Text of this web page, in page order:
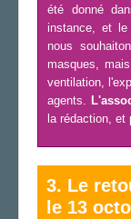
été donné
instance, et le
nous
masques,
ventilation,
agents.
la rédaction,
3. Le
le 13